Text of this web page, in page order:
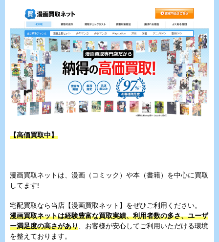
【高価買取中】
漫画買取ネットは、漫画（コミック）や本（書籍）を中心に買取
してます!
宅配買取なら当店【漫画買取ネット】をぜひご利用ください。
漫画買取ネットは経験豊富な買取実績、利用者数の多さ、ユーザ
ー満足度の高さがあり 、お客様が安心してご利用いただける環境
を整えております。